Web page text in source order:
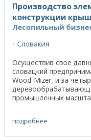
Производство
конструкции крыш
Лесопильный
Словакия
Осуществив свое
словацкий
Wood-Mizer, и за
промышленных
подробнее